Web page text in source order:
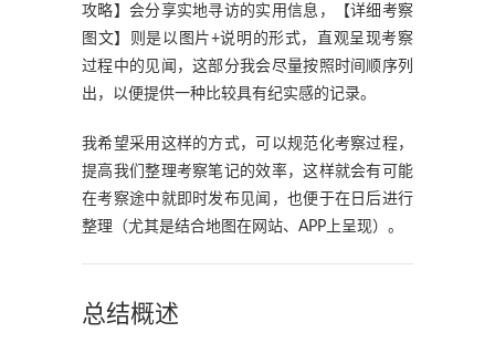
攻略】会分享实地寻访的实用信息，【详细考察
图文】则是以图片+说明的形式，直观呈现考察
过程中的见闻，这部分我会尽量按照时间顺序列
出，以便提供一种比较具有纪实感的记录。
我希望采用这样的方式，可以规范化考察过程，
提高我们整理考察笔记的效率，这样就会有可能
在考察途中就即时发布见闻，也便于在日后进行
整理（尤其是结合地图在网站、APP上呈现）。
总结概述